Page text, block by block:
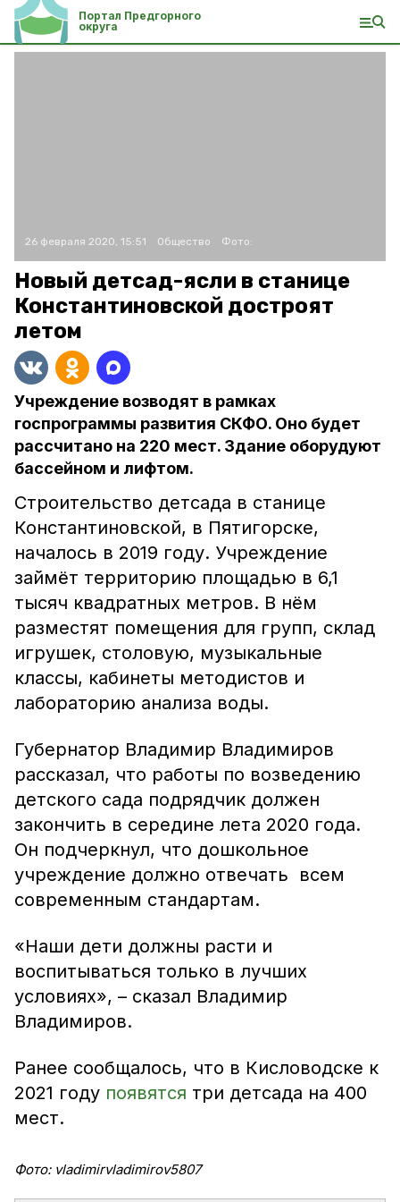
Портал Предгорного
округа
26 февраля 2020, 15:51 Общество Фото:
Новый детсад-ясли в станице
Константиновской достроят
летом
Учреждение возводят в рамках
госпрограммы развития СКФО. Оно будет
рассчитано на 220 мест. Здание оборудуют
бассейном и лифтом.
Строительство детсада в станице
Константиновской, в Пятигорске,
началось в 2019 году. Учреждение
займёт территорию площадью в 6,1
тысяч квадратных метров. В нём
разместят помещения для групп, склад
игрушек, столовую, музыкальные
классы, кабинеты методистов и
лабораторию анализа воды.
Губернатор Владимир Владимиров
рассказал, что работы по возведению
детского сада подрядчик должен
закончить в середине лета 2020 года.
Он подчеркнул, что дошкольное
учреждение должно отвечать всем
современным стандартам.
«Наши дети должны расти и
воспитываться только в лучших
условиях», – сказал Владимир
Владимиров.
Ранее сообщалось, что в Кисловодске к
2021 году появятся три детсада на 400
мест.
Фото: vladimirvladimirov5807